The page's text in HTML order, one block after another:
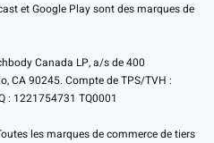
et Google Play sont des marques de
Canada LP, a/s de 400
CA 90245. Compte de TPS/TVH :
: 1221754731 TQ0001
les marques de commerce de tiers